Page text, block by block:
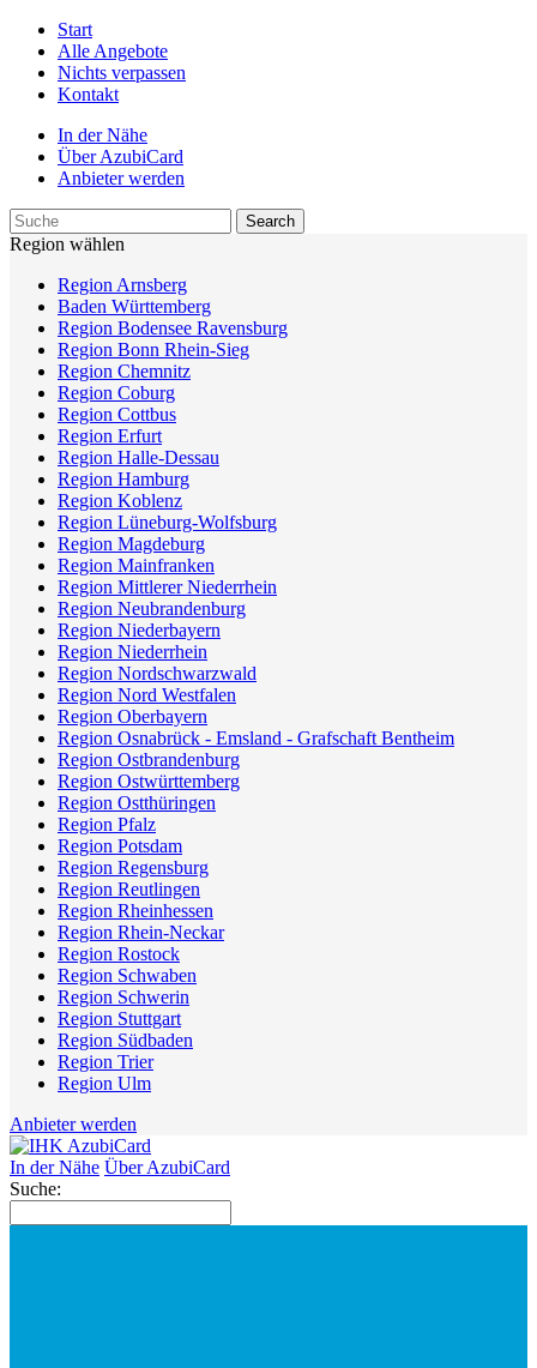
Start
Alle Angebote
Nichts verpassen
Kontakt
In der Nähe
Über AzubiCard
Anbieter werden
Region wählen
Region Arnsberg
Baden Württemberg
Region Bodensee Ravensburg
Region Bonn Rhein-Sieg
Region Chemnitz
Region Coburg
Region Cottbus
Region Erfurt
Region Halle-Dessau
Region Hamburg
Region Koblenz
Region Lüneburg-Wolfsburg
Region Magdeburg
Region Mainfranken
Region Mittlerer Niederrhein
Region Neubrandenburg
Region Niederbayern
Region Niederrhein
Region Nordschwarzwald
Region Nord Westfalen
Region Oberbayern
Region Osnabrück - Emsland - Grafschaft Bentheim
Region Ostbrandenburg
Region Ostwürttemberg
Region Ostthüringen
Region Pfalz
Region Potsdam
Region Regensburg
Region Reutlingen
Region Rheinhessen
Region Rhein-Neckar
Region Rostock
Region Schwaben
Region Schwerin
Region Stuttgart
Region Südbaden
Region Trier
Region Ulm
Anbieter werden
In der Nähe Über AzubiCard
Suche: